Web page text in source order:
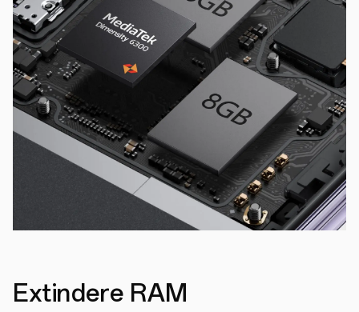
Extindere RAM